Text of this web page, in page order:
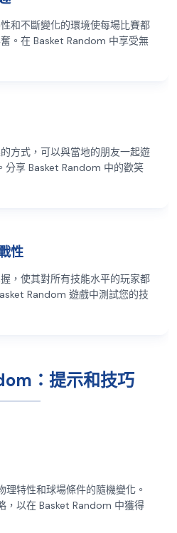
和不斷變化的環境使每場比賽都
。在 Basket Random 中享受無
方式，可以與當地的朋友一起遊
分享 Basket Random 中的歡笑
性
，使其對所有技能水平的玩家都
Random 遊戲中測試您的技
：提示和技巧
理特性和球場條件的隨機變化。
，以在 Basket Random 中獲得